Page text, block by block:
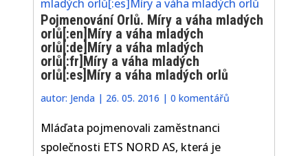
Pojmenování Orlů. Míry a váha mladých
orlů[:en]Míry a váha mladých
orlů[:de]Míry a váha mladých
orlů[:fr]Míry a váha mladých
orlů[:es]Míry a váha mladých orlů
autor: Jenda | 26. 05. 2016 |0 komentářů
Mláďata pojmenovali zaměstnanci
společnosti ETS NORD AS, která je